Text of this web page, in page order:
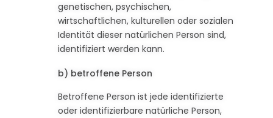
genetischen, psychischen,
wirtschaftlichen, kulturellen oder sozialen
Identität dieser natürlichen Person sind,
identifiziert werden kann.
b) betroffene Person
Betroffene Person ist jede identifizierte
oder identifizierbare natürliche Person,